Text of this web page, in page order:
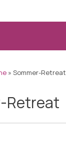
» Sommer-Retreat
Retreat